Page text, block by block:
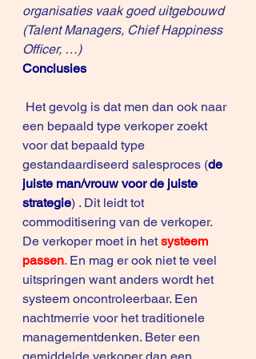
organisaties vaak goed uitgebouwd
(Talent Managers, Chief Happiness
Officer, …)
Conclusies
een bepaald type verkoper zoekt
voor dat bepaald type
gestandaardiseerd salesproces (de
juiste man/vrouw voor de juiste
strategie) . Dit leidt tot
commoditisering van de verkoper.
De verkoper moet in het systeem
passen. En mag er ook niet te veel
uitspringen want anders wordt het
systeem oncontroleerbaar. Een
nachtmerrie voor het traditionele
managementdenken. Beter een